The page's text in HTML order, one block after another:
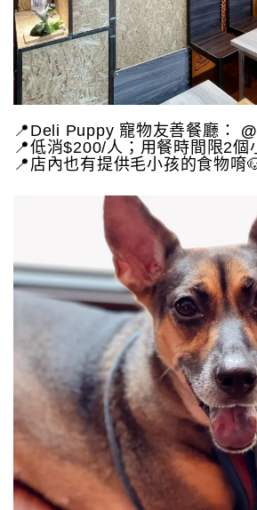
📍Deli Puppy 寵物友善餐廳：
📍低消$200/人；用餐時間限2個
📍店內也有提供毛小孩的食物唷